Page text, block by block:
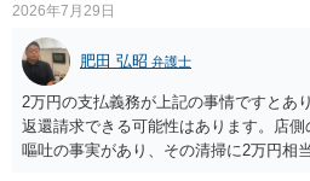
2026年7月29日
肥田 弘昭 弁護士
2万円の支払義務が上記の事情ですとあ
返還請求できる可能性はあります。店側
嘔吐の事実があり、その清掃に2万円相